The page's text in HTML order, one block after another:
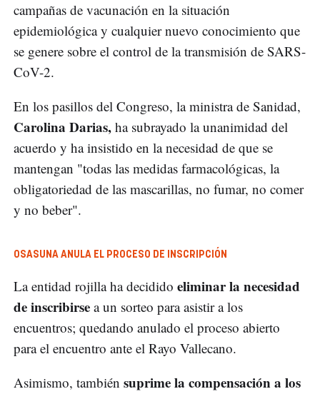
campañas de vacunación en la situación
epidemiológica y cualquier nuevo conocimiento que
se genere sobre el control de la transmisión de SARS-
CoV-2.
En los pasillos del Congreso, la ministra de Sanidad,
Carolina Darias, ha subrayado la unanimidad del
acuerdo y ha insistido en la necesidad de que se
mantengan "todas las medidas farmacológicas, la
obligatoriedad de las mascarillas, no fumar, no comer
y no beber".
OSASUNA ANULA EL PROCESO DE INSCRIPCIÓN
La entidad rojilla ha decidido eliminar la necesidad
de inscribirse a un sorteo para asistir a los
encuentros; quedando anulado el proceso abierto
para el encuentro ante el Rayo Vallecano.
Asimismo, también suprime la compensación a los